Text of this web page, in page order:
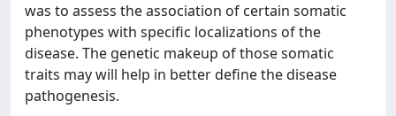
was to assess the association of certain somatic
phenotypes with specific localizations of the
disease. The genetic makeup of those somatic
traits may will help in better define the disease
pathogenesis.